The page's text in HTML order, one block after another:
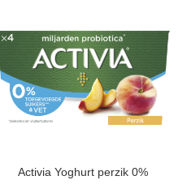
Activia Yoghurt perzik 0%